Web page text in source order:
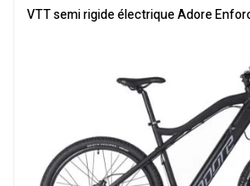
Electriques,VTT Électriques
VTT semi rigide électrique Adore